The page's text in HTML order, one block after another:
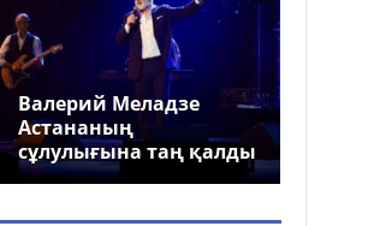
Валерий Меладзе
Астананың
сұлулығына таң қалды